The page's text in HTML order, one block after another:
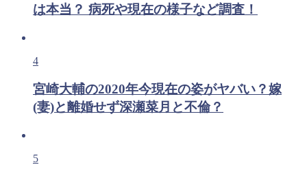
は本当？ 病死や現在の様子など調査！
4
宮崎大輔の2020年今現在の姿がヤバい？嫁
(妻)と離婚せず深瀬菜月と不倫？
5